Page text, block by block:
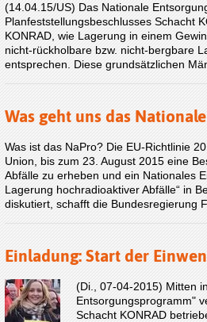
(14.04.15/US) Das Nationale
Planfeststellungsbeschlusses Schacht
KONRAD, wie Lagerung in einem
nicht-rückholbare bzw. nicht-bergbare
entsprechen. Diese grundsätzlichen
Was geht uns das
Was ist das NaPro? Die EU-Richtlinie
Union, bis zum 23. August 2015 eine
Abfälle zu erheben und ein Nationales
Lagerung hochradioaktiver Abfälle“ in
diskutiert, schafft die Bundesregierung
Einladung: Start der
(Di., 07-04-2015) Mitten
Entsorgungsprogramm"
Schacht KONRAD